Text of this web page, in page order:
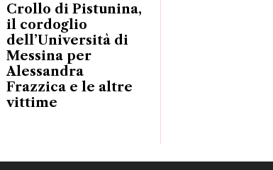
Crollo di Pistunina,
il cordoglio
dell’Università di
Messina per
Alessandra
Frazzica e le altre
vittime